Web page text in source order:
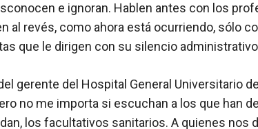
e ignoran. Hablen antes con los
al revés, como ahora está ocurriendo, sólo
que le dirigen con su silencio
gerente del Hospital General Universitario
no me importa si escuchan a los que han
los facultativos sanitarios. A quienes nos